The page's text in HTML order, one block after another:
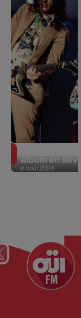
6 août 2026
album en